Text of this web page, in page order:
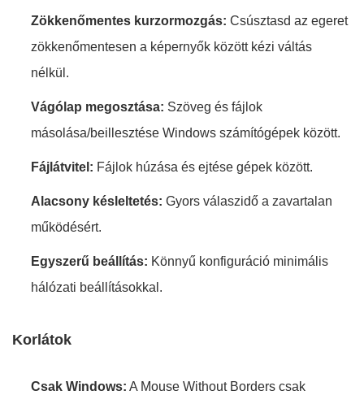
Zökkenőmentes kurzormozgás: Csúsztasd az egeret
zökkenőmentesen a képernyők között kézi váltás
nélkül.
Vágólap megosztása: Szöveg és fájlok
másolása/beillesztése Windows számítógépek között.
Fájlátvitel: Fájlok húzása és ejtése gépek között.
Alacsony késleltetés: Gyors válaszidő a zavartalan
működésért.
Egyszerű beállítás: Könnyű konfiguráció minimális
hálózati beállításokkal.
Korlátok
Csak Windows: A Mouse Without Borders csak